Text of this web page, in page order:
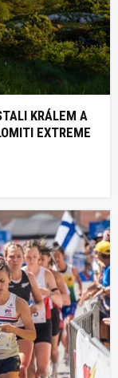
KRÁLEM A
EXTREME